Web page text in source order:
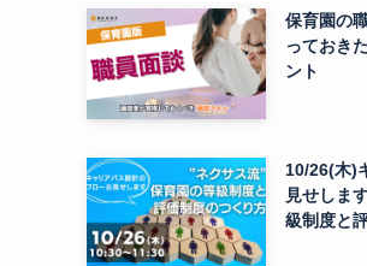
保育園の
っておき
ント
10/26(木)
見せしま
級制度と